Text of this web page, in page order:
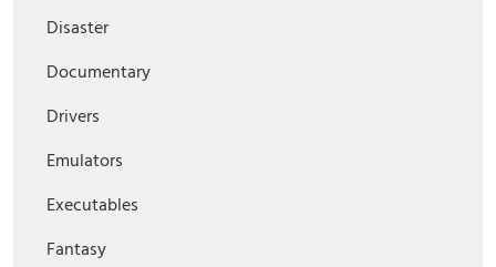
Disaster
Documentary
Drivers
Emulators
Executables
Fantasy